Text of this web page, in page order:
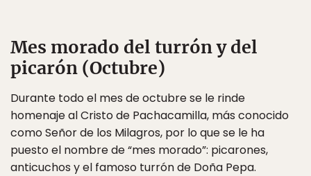
Mes morado del turrón y del
picarón (Octubre)
Durante todo el mes de octubre se le rinde
homenaje al Cristo de Pachacamilla, más conocido
como Señor de los Milagros, por lo que se le ha
puesto el nombre de “mes morado”: picarones,
anticuchos y el famoso turrón de Doña Pepa.